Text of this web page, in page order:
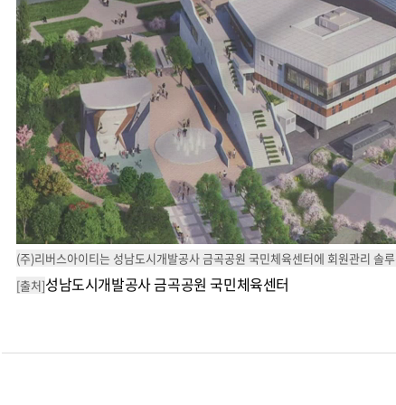
(주)리버스아이티는 성남도시개발공사 금곡공원 국민체육센터에 회원관리 솔
[출처]성남도시개발공사 금곡공원 국민체육센터